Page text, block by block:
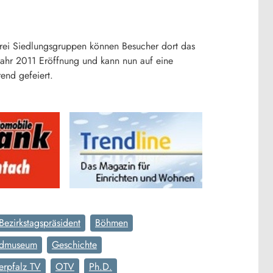
Siedlungsgruppen können Besucher dort das
2011 Eröffnung und kann nun auf eine
gefeiert.
Böhmen
Geschichte
TV
OTV Ph.D.